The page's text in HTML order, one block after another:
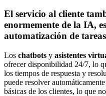
El servicio al cliente
enormemente de la IA,
automatización de
Los chatbots y asistentes
ofrecer disponibilidad 24/7, lo
los tiempos de respuesta y
puede resolver
básicas de los clientes, lo que